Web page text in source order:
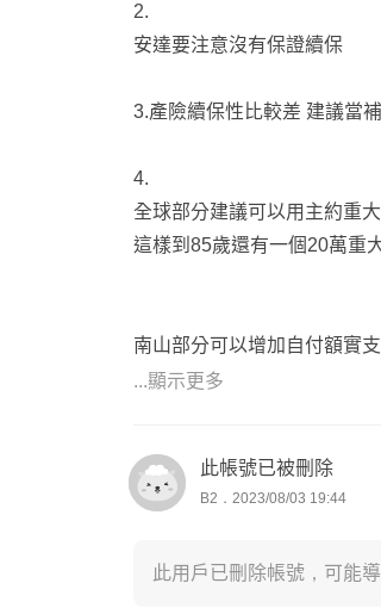
2.
安達要注意沒有保證續保
3.產險續保性比較差 建議當
4.
全球部分建議可以用主約重
這樣到85歲還有一個20萬重
南山部分可以增加自付額實
遠雄我會建議可以增加癌症
...顯示更多
此帳號已被刪除
B2．2023/08/03 19:44
此用戶已刪除帳號，可能